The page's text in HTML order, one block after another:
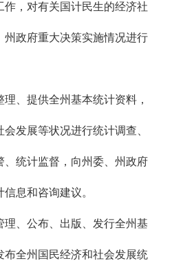
作，对有关国计民生的经济社
州政府重大决策实施情况进行
、提供全州基本统计资料，
发展等状况进行统计调查、
、统计监督，向州委、州政府
息和咨询建议。
、公布、出版、发行全州基
布全州国民经济和社会发展统